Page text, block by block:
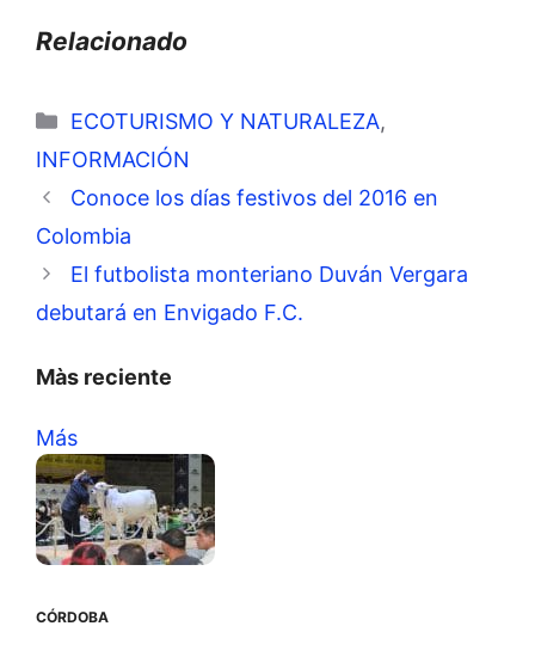
Relacionado
Categorías
ECOTURISMO Y NATURALEZA,
INFORMACIÓN
Conoce los días festivos del 2016 en
Colombia
El futbolista monteriano Duván Vergara
debutará en Envigado F.C.
Màs reciente
Más
CÓRDOBA